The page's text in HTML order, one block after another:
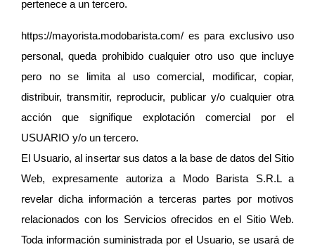
pertenece a un tercero.
https://mayorista.modobarista.com/ es para exclusivo uso
personal, queda prohibido cualquier otro uso que incluye
pero no se limita al uso comercial, modificar, copiar,
distribuir, transmitir, reproducir, publicar y/o cualquier otra
acción que signifique explotación comercial por el
USUARIO y/o un tercero.
El Usuario, al insertar sus datos a la base de datos del Sitio
Web, expresamente autoriza a Modo Barista S.R.L a
revelar dicha información a terceras partes por motivos
relacionados con los Servicios ofrecidos en el Sitio Web.
Toda información suministrada por el Usuario, se usará de